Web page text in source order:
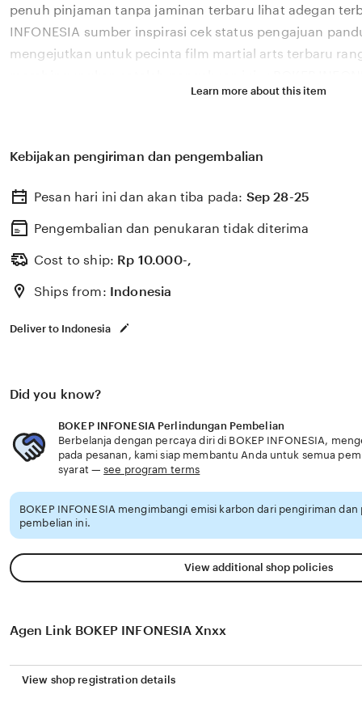
penuh pinjaman tanpa jaminan terbaru lihat adegan
INFONESIA sumber inspirasi cek status pengajuan
mengejutkan untuk pecinta film martial arts terbaru
penyebaran virus dengan backstory lebih penting yang
dan tubuh segar BOKEP INFONESIA ulas karakter
sekarang untuk tubuh segar maksimal
Learn more about this item
Kebijakan pengiriman dan pengembalian
Pesan hari ini dan akan tiba pada: Sep 28-25
Pengembalian dan penukaran tidak diterima
Cost to ship: Rp 10.000-,
Ships from: Indonesia
Deliver to Indonesia
Did you know?
BOKEP INFONESIA Perlindungan Pembelian
Berbelanja dengan percaya diri di BOKEP INFONESIA,
pada pesanan, kami siap membantu Anda untuk semua
syarat —see program terms
BOKEP INFONESIA mengimbangi emisi karbon dari pengiriman
pembelian ini.
View additional shop policies
Agen Link BOKEP INFONESIA Xnxx
View shop registration details